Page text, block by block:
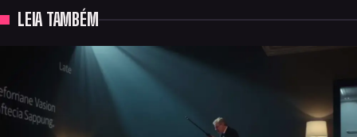
LEIA TAMBÉM